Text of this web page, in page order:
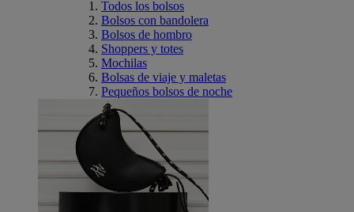
Todos los bolsos
Bolsos con bandolera
Bolsos de hombro
Shoppers y totes
Mochilas
Bolsas de viaje y maletas
Pequeños bolsos de noche